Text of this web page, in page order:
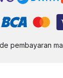
pembayaran